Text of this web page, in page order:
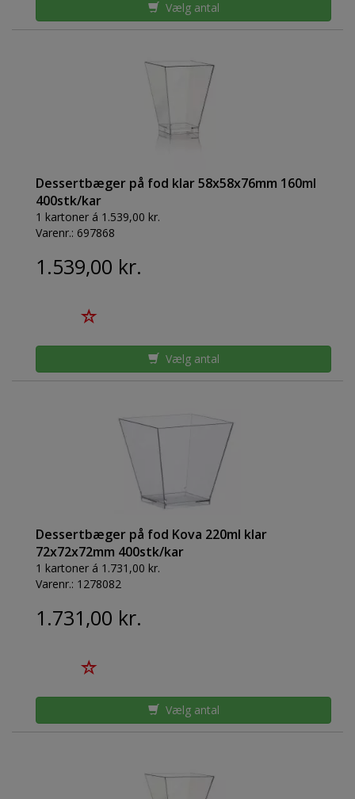
Vælg antal
Dessertbæger på fod klar 58x58x76mm 160ml
400stk/kar
1 kartoner á 1.539,00 kr.
Varenr.: 697868
1.539,00 kr.
Vælg antal
Dessertbæger på fod Kova 220ml klar
72x72x72mm 400stk/kar
1 kartoner á 1.731,00 kr.
Varenr.: 1278082
1.731,00 kr.
Vælg antal